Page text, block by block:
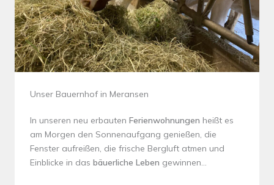
Unser Bauernhof in Meransen
In unseren neu erbauten Ferienwohnungen heißt es
am Morgen den Sonnenaufgang genießen, die
Fenster aufreißen, die frische Bergluft atmen und
Einblicke in das bäuerliche Leben gewinnen…